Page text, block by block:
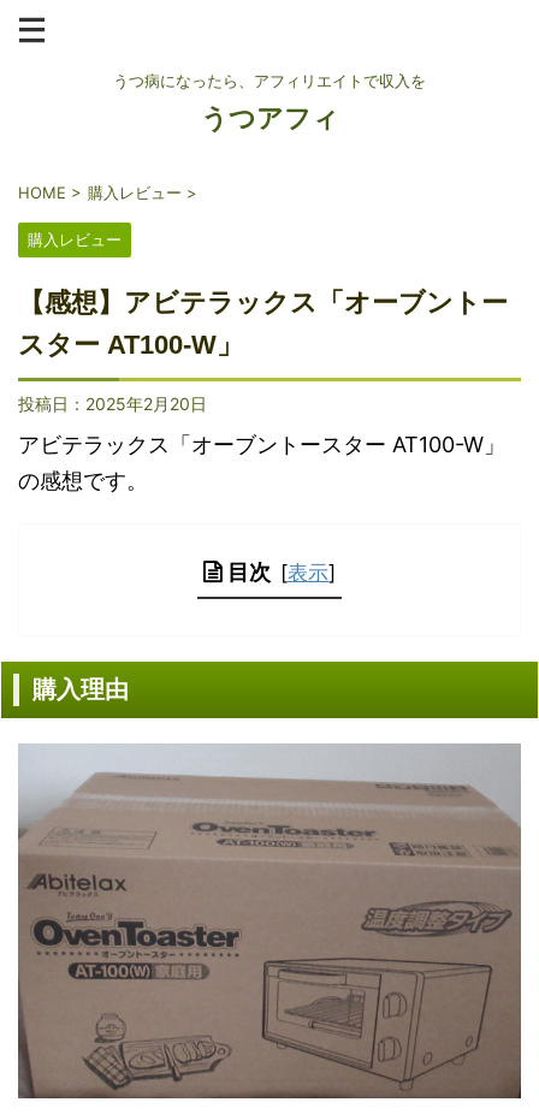
うつ病になったら、アフィリエイトで収入を
うつアフィ
HOME > 購入レビュー >
購入レビュー
【感想】アビテラックス「オーブントー
スター AT100-W」
投稿日： 2025年2月20日
アビテラックス「オーブントースター AT100-W」
の感想です。
目次 [表示]
購入理由